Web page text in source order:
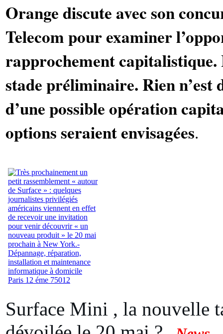
Orange discute avec son
Telecom pour examiner
rapprochement capitalistique.
stade préliminaire. Rien
d’une possible opération
options seraient envisagées.
Surface Mini , la nouvelle